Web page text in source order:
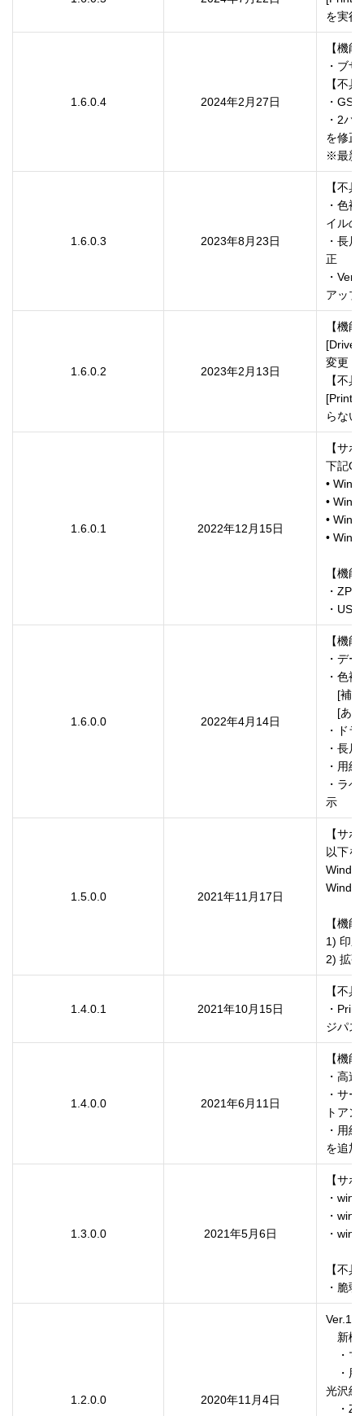
を実行
1.6.0.4 2024年2月27日
【機
・ブ
【不
・
・2バ
を修正
※最新
1.6.0.3 2023年8月23日
【不
・色
イルの
・長
正
・
アップ
1.6.0.2 2023年2月13日
【機
変更
【不
1.6.0.1 2022年12月15日
【サ
下記
•
•
•
•
【機
・
・
1.6.0.0 2022年4月14日
【機
・デ
・色
[補正
[あざ
・ド
・長
・用
・ラ
示
1.5.0.0 2021年11月17日
【サ
以下を
【機
1) 印
2) 拡
1.4.0.1 2021年10月15日
【不
・
ジパス
1.4.0.0 2021年6月11日
【機
・高
・サ
トア
・用
を追加
1.3.0.0 2021年5月6日
【サ
・
・
・
【不
・脆
1.2.0.0 2020年11月4日
新機
・マ
・用
光沢紙
・